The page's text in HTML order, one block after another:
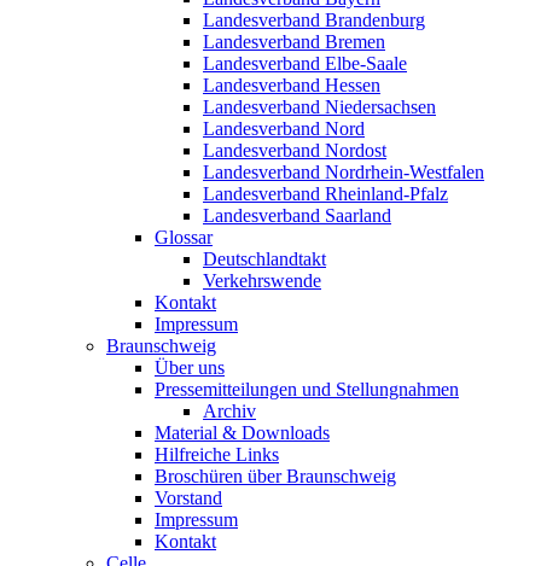
Landesverband Brandenburg
Landesverband Bremen
Landesverband Elbe-Saale
Landesverband Hessen
Landesverband Niedersachsen
Landesverband Nord
Landesverband Nordost
Landesverband Nordrhein-Westfalen
Landesverband Rheinland-Pfalz
Landesverband Saarland
Glossar
Deutschlandtakt
Verkehrswende
Kontakt
Impressum
Braunschweig
Über uns
Pressemitteilungen und Stellungnahmen
Archiv
Material & Downloads
Hilfreiche Links
Broschüren über Braunschweig
Vorstand
Impressum
Kontakt